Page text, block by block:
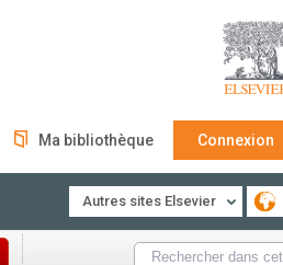
Ma bibliothèque Connexion
Autres sites Elsevier